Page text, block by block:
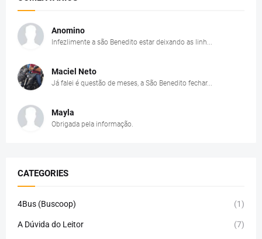
Anomino
Infezlimente a são Benedito estar deixando as linh...
Maciel Neto
Já falei é questão de meses, a São Benedito fechar...
Mayla
Obrigada pela informação.
CATEGORIES
4Bus (Buscoop) (1)
A Dúvida do Leitor (7)